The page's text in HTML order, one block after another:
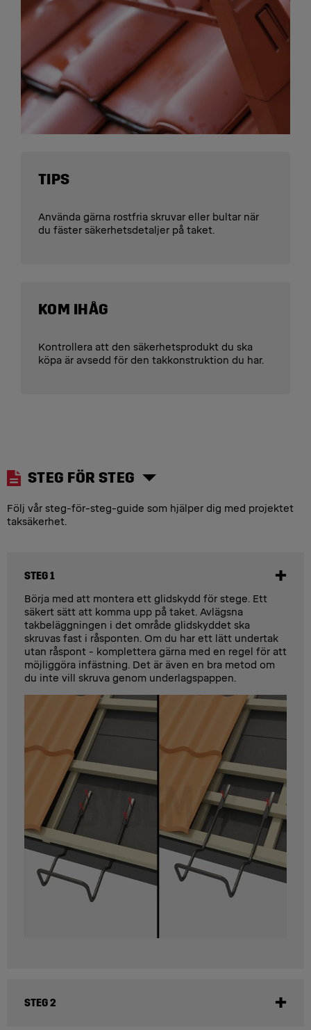
TIPS
Använda gärna rostfria skruvar eller bultar när
du fäster säkerhetsdetaljer på taket.
KOM IHÅG
Kontrollera att den säkerhetsprodukt du ska
köpa är avsedd för den takkonstruktion du har.
STEG FÖR STEG
Följ vår steg-för-steg-guide som hjälper dig med projektet
taksäkerhet.
STEG 1
Börja med att montera ett glidskydd för stege. Ett
säkert sätt att komma upp på taket. Avlägsna
takbeläggningen i det område glidskyddet ska
skruvas fast i råsponten. Om du har ett lätt undertak
utan råspont - komplettera gärna med en regel för att
möjliggöra infästning. Det är även en bra metod om
du inte vill skruva genom underlagspappen.
STEG 2